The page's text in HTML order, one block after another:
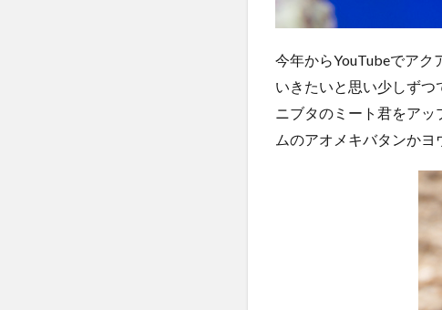
今年からYouTubeでアク
いきたいと思い少しずつ
ニブタのミート君をア
ムのアオメキバタンかヨ